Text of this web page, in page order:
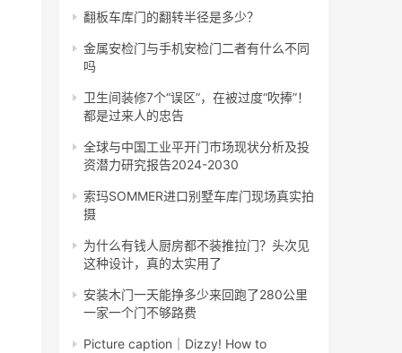
翻板车库门的翻转半径是多少？
金属安检门与手机安检门二者有什么不同
吗
卫生间装修7个“误区”，在被过度“吹捧”！
都是过来人的忠告
全球与中国工业平开门市场现状分析及投
资潜力研究报告2024-2030
索玛SOMMER进口别墅车库门现场真实拍
摄
为什么有钱人厨房都不装推拉门？头次见
这种设计，真的太实用了
安装木门一天能挣多少来回跑了280公里
一家一个门不够路费
Picture caption│Dizzy! How to